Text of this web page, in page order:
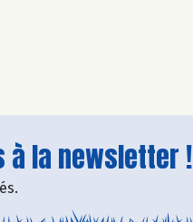
à la newsletter !